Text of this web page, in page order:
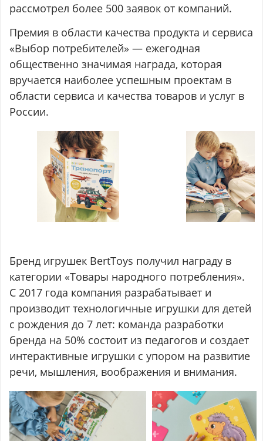
рассмотрел более 500 заявок от компаний.
Премия в области качества продукта и сервиса
«Выбор потребителей» — ежегодная
общественно значимая награда, которая
вручается наиболее успешным проектам в
области сервиса и качества товаров и услуг в
России.
Бренд игрушек BertToys получил награду в
категории «Товары народного потребления».
С 2017 года компания разрабатывает и
производит технологичные игрушки для детей
с рождения до 7 лет: команда разработки
бренда на 50% состоит из педагогов и создает
интерактивные игрушки с упором на развитие
речи, мышления, воображения и внимания.